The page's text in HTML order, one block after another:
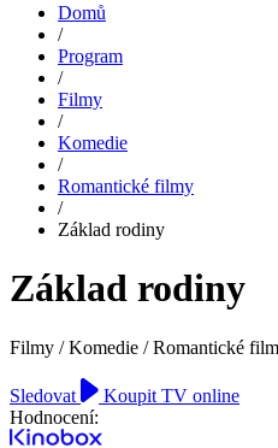
Domů
/
Program
/
Filmy
/
Komedie
/
Romantické filmy
/
Základ rodiny
Základ rodiny
Filmy / Komedie / Romantické
Sledovat
Koupit TV online
Hodnocení: